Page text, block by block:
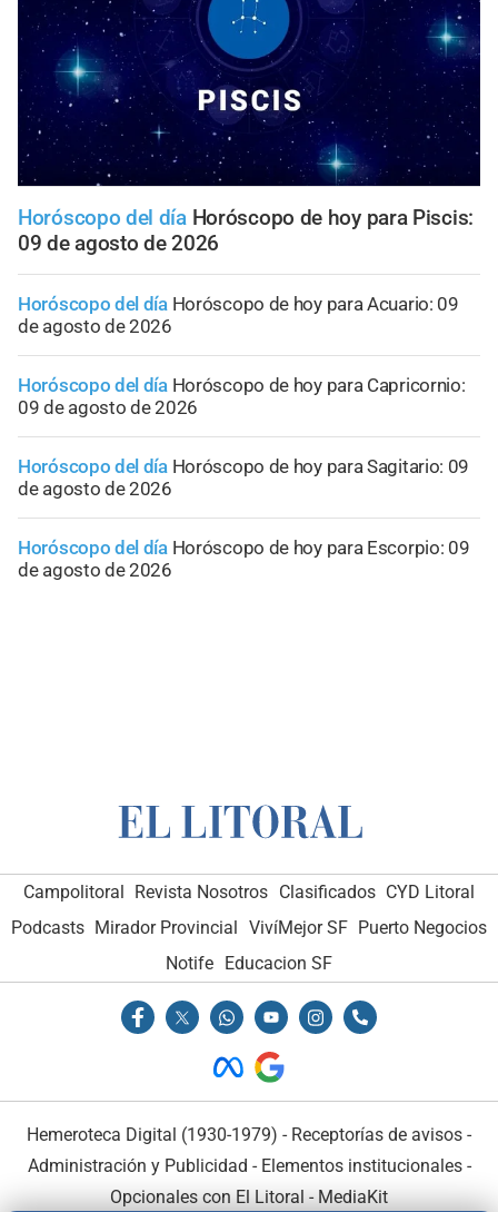
Horóscopo del día Horóscopo de hoy para Piscis:
09 de agosto de 2026
Horóscopo del día Horóscopo de hoy para Acuario: 09
de agosto de 2026
Horóscopo del día Horóscopo de hoy para Capricornio:
09 de agosto de 2026
Horóscopo del día Horóscopo de hoy para Sagitario: 09
de agosto de 2026
Horóscopo del día Horóscopo de hoy para Escorpio: 09
de agosto de 2026
Campolitoral Revista Nosotros Clasificados CYD Litoral
Podcasts Mirador Provincial VivíMejor SF Puerto Negocios
Notife Educacion SF
Hemeroteca Digital (1930-1979) - Receptorías de avisos -
Administración y Publicidad - Elementos institucionales-
Opcionales con El Litoral - MediaKit